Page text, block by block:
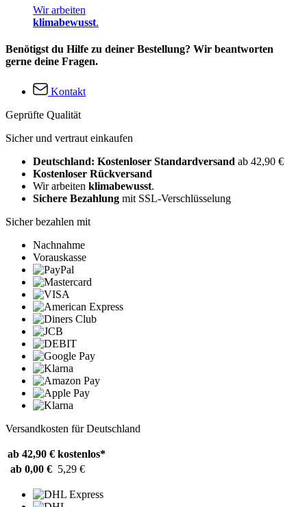
Wir arbeiten
klimabewusst.
Benötigst du Hilfe zu deiner Bestellung? Wir beantworten
gerne deine Fragen.
Kontakt
Geprüfte Qualität
Sicher und vertraut einkaufen
Deutschland: Kostenloser Standardversand ab 42,90 €
Kostenloser Rückversand
Wir arbeiten klimabewusst.
Sichere Bezahlung mit SSL-Verschlüsselung
Sicher bezahlen mit
Nachnahme
Vorauskasse
Versandkosten für Deutschland
ab 42,90 € kostenlos*
ab 0,00 € 5,29 €